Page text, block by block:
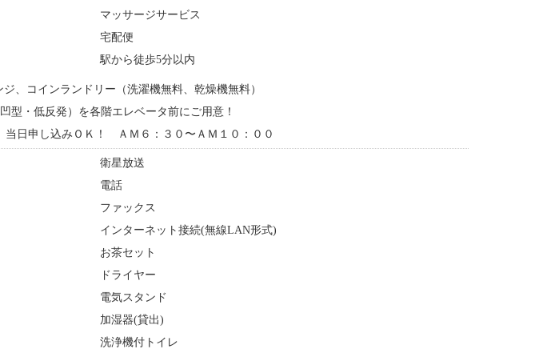
マッサージサービス
宅配便
駅から徒歩5分以内
コインランドリー（洗濯機無料、乾燥機無料）
・低反発）を各階エレベータ前にご用意！
申し込みＯＫ！ ＡＭ６：３０〜ＡＭ１０：００
衛星放送
電話
ファックス
インターネット接続(無線LAN形式)
お茶セット
ドライヤー
電気スタンド
加湿器(貸出)
洗浄機付トイレ